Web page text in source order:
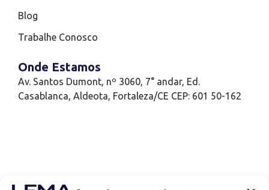
Blog
Trabalhe Conosco
Onde Estamos
Av. Santos Dumont, nº 3060, 7° andar, Ed.
Casablanca, Aldeota, Fortaleza/CE CEP: 601 50-162